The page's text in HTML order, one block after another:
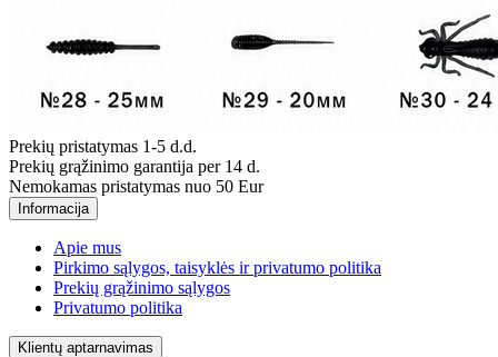
Prekių pristatymas 1-5 d.d.
Prekių grąžinimo garantija per 14 d.
Nemokamas pristatymas nuo 50 Eur
Informacija
Apie mus
Pirkimo sąlygos, taisyklės ir privatumo politika
Prekių grąžinimo sąlygos
Privatumo politika
Klientų aptarnavimas